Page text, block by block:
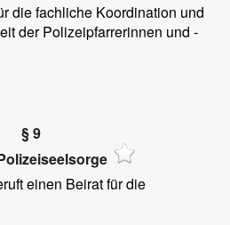
die fachliche Koordination und
der Polizeipfarrerinnen und -
§ 9
einen Beirat für die